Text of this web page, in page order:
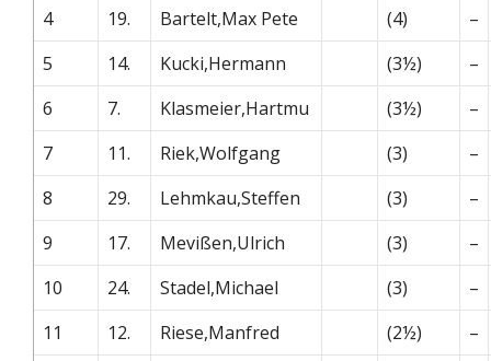
4
19. Bartelt,Max Pete (4)
–
5
14. Kucki,Hermann (3½)
–
6
7. Klasmeier,Hartmu (3½)
–
7
11. Riek,Wolfgang (3)
–
8
29. Lehmkau,Steffen (3)
–
9
17. Mevißen,Ulrich (3)
–
10
24. Stadel,Michael (3)
–
11
12. Riese,Manfred (2½)
–